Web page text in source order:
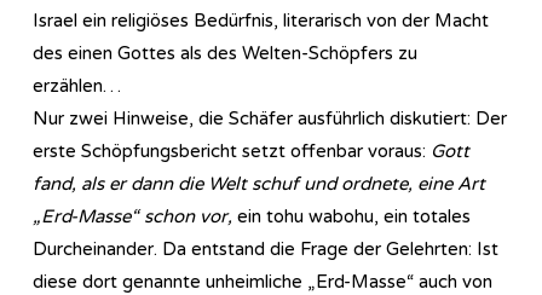
Israel ein religiöses Bedürfnis, literarisch von der Macht
des einen Gottes als des Welten-Schöpfers zu
erzählen…
Nur zwei Hinweise, die Schäfer ausführlich diskutiert: Der
erste Schöpfungsbericht setzt offenbar voraus: Gott
fand, als er dann die Welt schuf und ordnete, eine Art
„Erd-Masse“ schon vor, ein tohu wabohu, ein totales
Durcheinander. Da entstand die Frage der Gelehrten: Ist
diese dort genannte unheimliche „Erd-Masse“ auch von